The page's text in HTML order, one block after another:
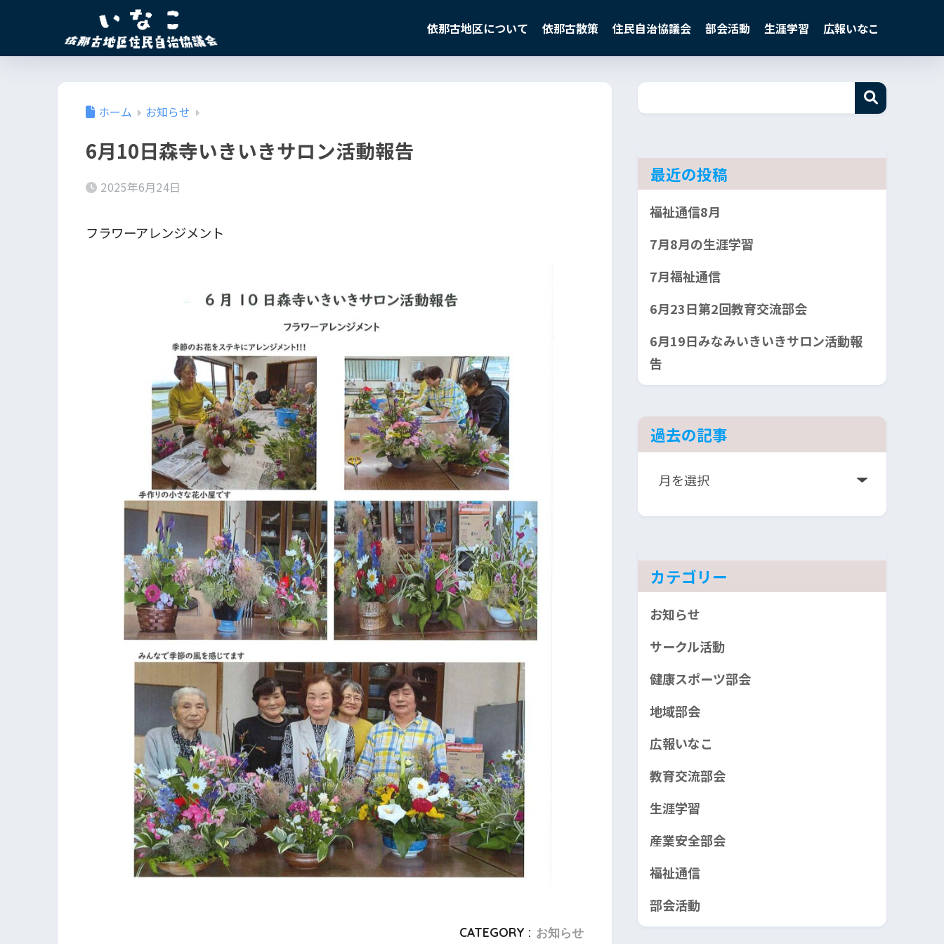
依那古地区について 依那古散策 住民自治協議会 部会活動 生涯学習 広報いなこ
ホーム お知らせ
6月10日森寺いきいきサロン活動報告
2025年6月24日
フラワーアレンジメント
CATEGORY : お知らせ
最近の投稿
福祉通信8月
7月8月の生涯学習
7月福祉通信
6月23日第2回教育交流部会
6月19日みなみいきいきサロン活動報
告
過去の記事
ア
カ
ブ
カテゴリー
お知らせ
サークル活動
健康スポーツ部会
地域部会
広報いなこ
教育交流部会
生涯学習
産業安全部会
福祉通信
部会活動